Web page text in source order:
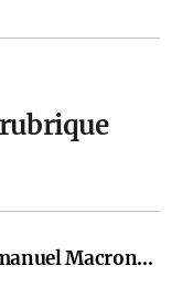
Macron…